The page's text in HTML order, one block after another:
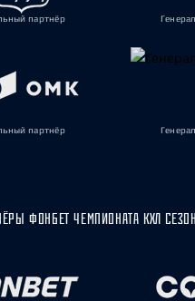
партнёр
партнёр
ФОНБЕТ ЧЕМПИОНАТА КХЛ